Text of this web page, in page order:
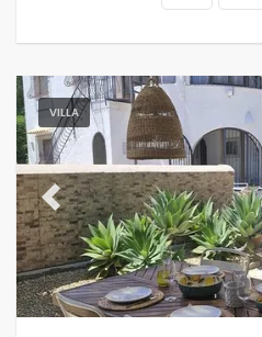
VILLA
Previous